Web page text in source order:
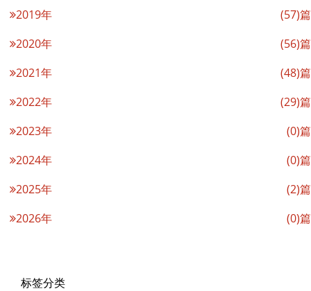
2019年
(57)篇
2020年
(56)篇
2021年
(48)篇
2022年
(29)篇
2023年
(0)篇
2024年
(0)篇
2025年
(2)篇
2026年
(0)篇
标签分类